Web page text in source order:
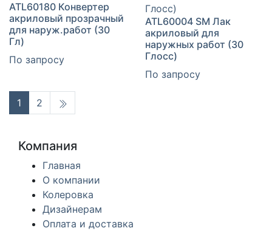
ATL60180 Конвертер
акриловый прозрачный
для наруж.работ (30
Гл)
По запросу
ATL60004 SM Лак
акриловый для
наружных работ (30
Глосс)
По запросу
1 2
Компания
Главная
О компании
Колеровка
Дизайнерам
Оплата и доставка